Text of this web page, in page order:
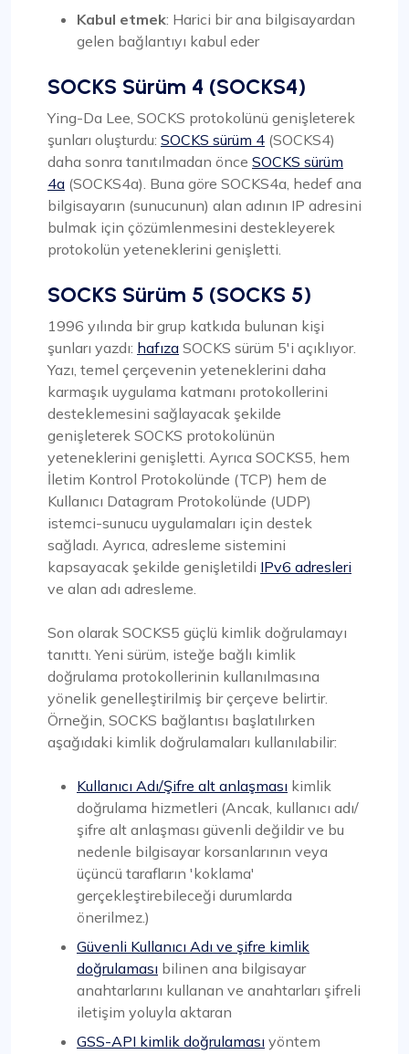
Kabul etmek: Harici bir ana bilgisayardan
gelen bağlantıyı kabul eder
SOCKS Sürüm 4 (SOCKS4)
Ying-Da Lee, SOCKS protokolünü genişleterek
şunları oluşturdu: SOCKS sürüm 4 (SOCKS4)
daha sonra tanıtılmadan önce SOCKS sürüm
4a (SOCKS4a). Buna göre SOCKS4a, hedef ana
bilgisayarın (sunucunun) alan adının IP adresini
bulmak için çözümlenmesini destekleyerek
protokolün yeteneklerini genişletti.
SOCKS Sürüm 5 (SOCKS 5)
1996 yılında bir grup katkıda bulunan kişi
şunları yazdı: hafıza SOCKS sürüm 5'i açıklıyor.
Yazı, temel çerçevenin yeteneklerini daha
karmaşık uygulama katmanı protokollerini
desteklemesini sağlayacak şekilde
genişleterek SOCKS protokolünün
yeteneklerini genişletti. Ayrıca SOCKS5, hem
İletim Kontrol Protokolünde (TCP) hem de
Kullanıcı Datagram Protokolünde (UDP)
istemci-sunucu uygulamaları için destek
sağladı. Ayrıca, adresleme sistemini
kapsayacak şekilde genişletildi IPv6 adresleri
ve alan adı adresleme.
Son olarak SOCKS5 güçlü kimlik doğrulamayı
tanıttı. Yeni sürüm, isteğe bağlı kimlik
doğrulama protokollerinin kullanılmasına
yönelik genelleştirilmiş bir çerçeve belirtir.
Örneğin, SOCKS bağlantısı başlatılırken
aşağıdaki kimlik doğrulamaları kullanılabilir:
Kullanıcı Adı/Şifre alt anlaşması kimlik
doğrulama hizmetleri (Ancak, kullanıcı adı/
şifre alt anlaşması güvenli değildir ve bu
nedenle bilgisayar korsanlarının veya
üçüncü tarafların 'koklama'
gerçekleştirebileceği durumlarda
önerilmez.)
Güvenli Kullanıcı Adı ve şifre kimlik
doğrulaması bilinen ana bilgisayar
anahtarlarını kullanan ve anahtarları şifreli
iletişim yoluyla aktaran
GSS-API kimlik doğrulaması yöntem